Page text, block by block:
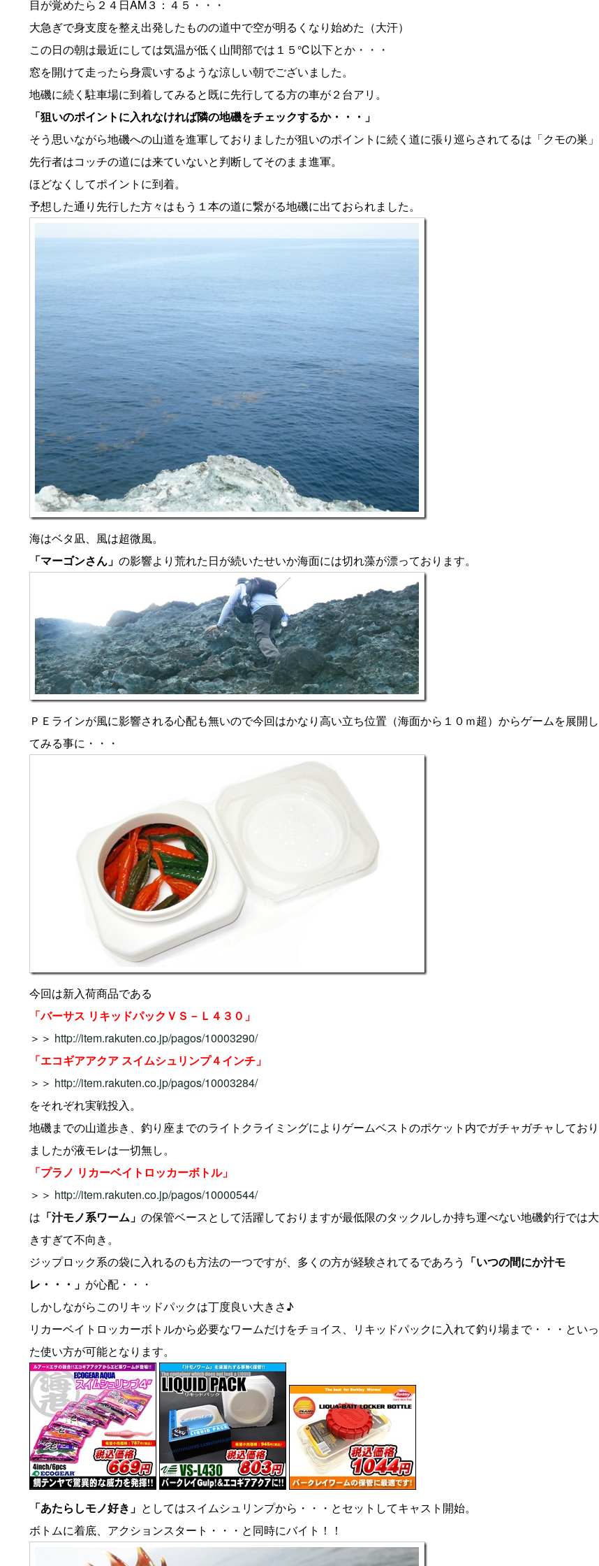
目が覚めたら２４日AM３：４５・・・
大急ぎで身支度を整え出発したものの道中で空が明るくなり始めた（大汗）
この日の朝は最近にしては気温が低く山間部では１５℃以下とか・・・
窓を開けて走ったら身震いするような涼しい朝でございました。
地磯に続く駐車場に到着してみると既に先行してる方の車が２台アリ。
「狙いのポイントに入れなければ隣の地磯をチェックするか・・・」
そう思いながら地磯への山道を進軍しておりましたが狙いのポイントに続く道に張り巡らされてるは「クモの巣」
先行者はコッチの道には来ていないと判断してそのまま進軍。
ほどなくしてポイントに到着。
予想した通り先行した方々はもう１本の道に繋がる地磯に出ておられました。
海はベタ凪、風は超微風。
「マーゴンさん」 の影響より荒れた日が続いたせいか海面には切れ藻が漂っております。
ＰＥラインが風に影響される心配も無いので今回はかなり高い立ち位置（海面から１０ｍ超）からゲームを展開し
てみる事に・・・
今回は新入荷商品である
「バーサス リキッドパックＶＳ－Ｌ４３０」
＞＞ http://item.rakuten.co.jp/pagos/10003290/
「エコギアアクア スイムシュリンプ４インチ」
＞＞ http://item.rakuten.co.jp/pagos/10003284/
をそれぞれ実戦投入。
地磯までの山道歩き、釣り座までのライトクライミングによりゲームベストのポケット内でガチャガチャしており
ましたが液モレは一切無し。
「プラノ リカーベイトロッカーボトル」
＞＞ http://item.rakuten.co.jp/pagos/10000544/
は 「汁モノ系ワーム」 の保管ベースとして活躍しておりますが最低限のタックルしか持ち運べない地磯釣行では大
きすぎて不向き。
ジップロック系の袋に入れるのも方法の一つですが、多くの方が経験されてるであろう 「いつの間にか汁モ
レ・・・」 が心配・・・
しかしながらこのリキッドパックは丁度良い大きさ♪
リカーベイトロッカーボトルから必要なワームだけをチョイス、リキッドパックに入れて釣り場まで・・・といっ
た使い方が可能となります。
「あたらしモノ好き」 としてはスイムシュリンプから・・・とセットしてキャスト開始。
ボトムに着底、アクションスタート・・・と同時にバイト！！